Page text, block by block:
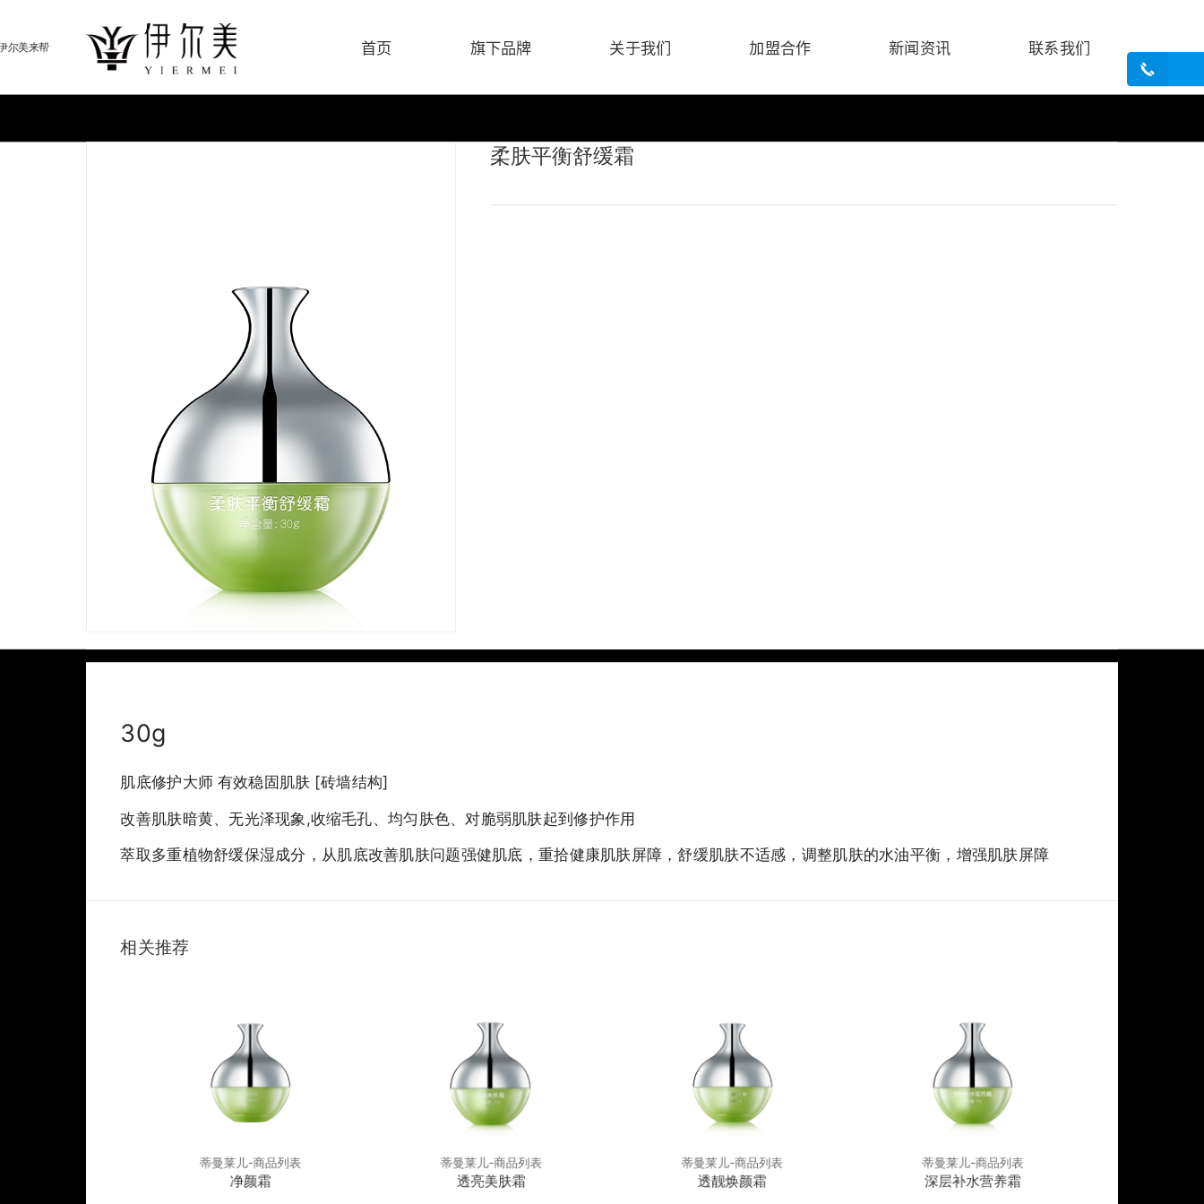
首页 旗下品牌 关于我们 加盟合作 新闻资讯 联系我们
尔美来帮
柔肤平衡舒缓霜
30g
肌底修护大师 有效稳固肌肤 [砖墙结构]
改善肌肤暗黄、无光泽现象,收缩毛孔、均匀肤色、对脆弱肌肤起到修护作用
萃取多重植物舒缓保湿成分，从肌底改善肌肤问题强健肌底，重拾健康肌肤屏障，舒缓肌肤不适感，调整肌肤的水油平衡，增强肌肤屏障
相关推荐
蒂曼莱儿-商品列表
净颜霜
蒂曼莱儿-商品列表
透亮美肤霜
蒂曼莱儿-商品列表
透靓焕颜霜
蒂曼莱儿-商品列表
深层补水营养霜